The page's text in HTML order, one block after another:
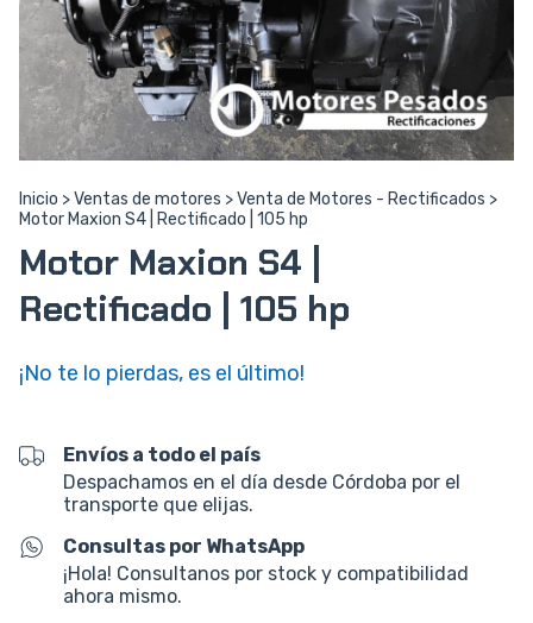
Inicio >Ventas de motores >Venta de Motores - Rectificados >
Motor Maxion S4 | Rectificado | 105 hp
Motor Maxion S4 |
Rectificado | 105 hp
¡No te lo pierdas, es el último!
Envíos a todo el país
Despachamos en el día desde Córdoba por el
transporte que elijas.
Consultas por WhatsApp
¡Hola! Consultanos por stock y compatibilidad
ahora mismo.